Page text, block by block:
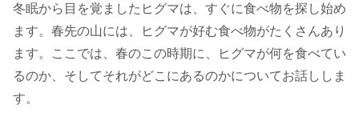
冬眠から目を覚ましたヒグマは、すぐに食べ物を探し始め
ます。春先の山には、ヒグマが好む食べ物がたくさんあり
ます。ここでは、春のこの時期に、ヒグマが何を食べてい
るのか、そしてそれがどこにあるのかについてお話ししま
す。